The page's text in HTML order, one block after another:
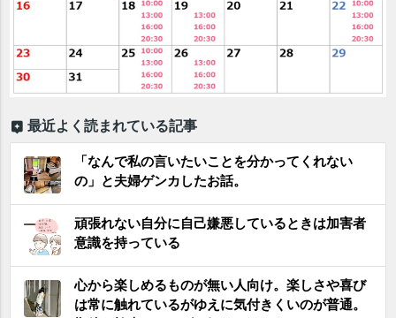
最近よく読まれている記事
「なんで私の言いたいことを分かってくれない
の」と夫婦ゲンカしたお話。
頑張れない自分に自己嫌悪しているときは加害者
意識を持っている
心から楽しめるものが無い人向け。楽しさや喜び
は常に触れているがゆえに気付きくいのが普通。